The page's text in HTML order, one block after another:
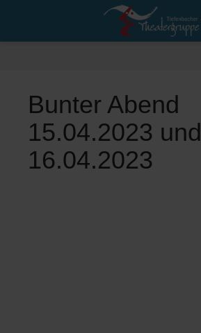
Bunter Abend
15.04.2023 und
16.04.2023